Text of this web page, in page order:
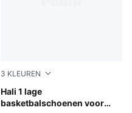
3 KLEUREN
Hali 1 lage
basketbalschoenen voor
PUMA White-Vibrant Silver